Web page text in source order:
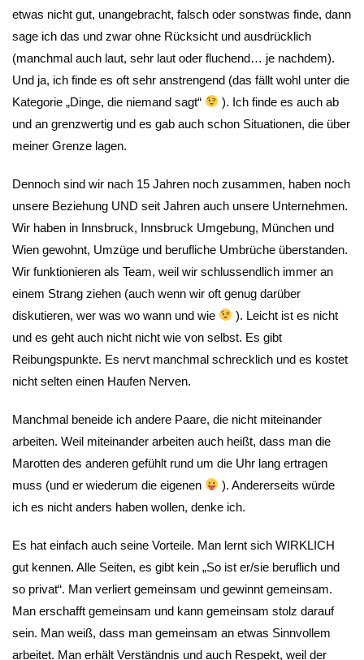
etwas nicht gut, unangebracht, falsch oder sonstwas finde, dann
sage ich das und zwar ohne Rücksicht und ausdrücklich
(manchmal auch laut, sehr laut oder fluchend… je nachdem).
Und ja, ich finde es oft sehr anstrengend (das fällt wohl unter die
Kategorie „Dinge, die niemand sagt“
). Ich finde es auch ab
und an grenzwertig und es gab auch schon Situationen, die über
meiner Grenze lagen.
Dennoch sind wir nach 15 Jahren noch zusammen, haben noch
unsere Beziehung UND seit Jahren auch unsere Unternehmen.
Wir haben in Innsbruck, Innsbruck Umgebung, München und
Wien gewohnt, Umzüge und berufliche Umbrüche überstanden.
Wir funktionieren als Team, weil wir schlussendlich immer an
einem Strang ziehen (auch wenn wir oft genug darüber
diskutieren, wer was wo wann und wie
). Leicht ist es nicht
und es geht auch nicht nicht wie von selbst. Es gibt
Reibungspunkte. Es nervt manchmal schrecklich und es kostet
nicht selten einen Haufen Nerven.
Manchmal beneide ich andere Paare, die nicht miteinander
arbeiten. Weil miteinander arbeiten auch heißt, dass man die
Marotten des anderen gefühlt rund um die Uhr lang ertragen
muss (und er wiederum die eigenen
). Andererseits würde
ich es nicht anders haben wollen, denke ich.
Es hat einfach auch seine Vorteile. Man lernt sich WIRKLICH
gut kennen. Alle Seiten, es gibt kein „So ist er/sie beruflich und
so privat“. Man verliert gemeinsam und gewinnt gemeinsam.
Man erschafft gemeinsam und kann gemeinsam stolz darauf
sein. Man weiß, dass man gemeinsam an etwas Sinnvollem
arbeitet. Man erhält Verständnis und auch Respekt, weil der